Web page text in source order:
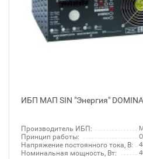
ИБП МАП SIN "Энергия"
Производитель ИБП:
Принцип работы:
Напряжение постоянного тока, В:
Номинальная мощность, Вт: